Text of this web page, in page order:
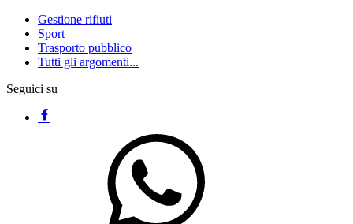
Gestione rifiuti
Sport
Trasporto pubblico
Tutti gli argomenti...
Seguici su